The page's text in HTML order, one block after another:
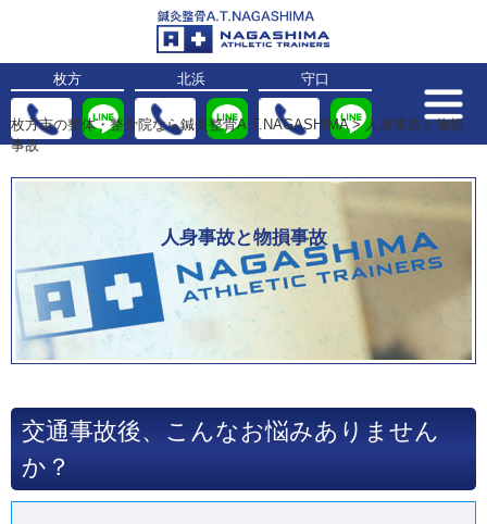
枚方 北浜 守口
枚方市の整体・整骨院なら鍼灸整骨A.T.NAGASHIMA>人身事故と物損
事故
人身事故と物損事故
交通事故後、こんなお悩みありません
か？